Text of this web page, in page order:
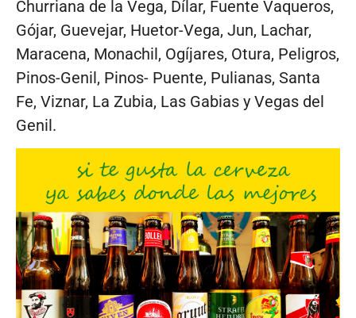
Churriana de la Vega, Dílar, Fuente Vaqueros,
Gójar, Guevejar, Huetor-Vega, Jun, Lachar,
Maracena, Monachil, Ogíjares, Otura, Peligros,
Pinos-Genil, Pinos- Puente, Pulianas, Santa
Fe, Viznar, La Zubia, Las Gabias y Vegas del
Genil.